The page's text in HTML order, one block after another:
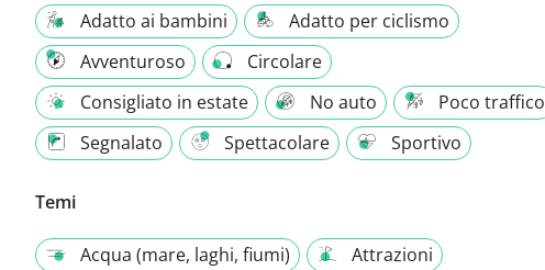
Adatto ai bambini
Adatto per ciclismo
Avventuroso
Circolare
Consigliato in estate
No auto
Poco traffico
Segnalato
Spettacolare Sportivo
Temi
Acqua (mare, laghi, fiumi)
Attrazioni